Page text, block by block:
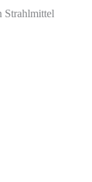
Strahlmittel